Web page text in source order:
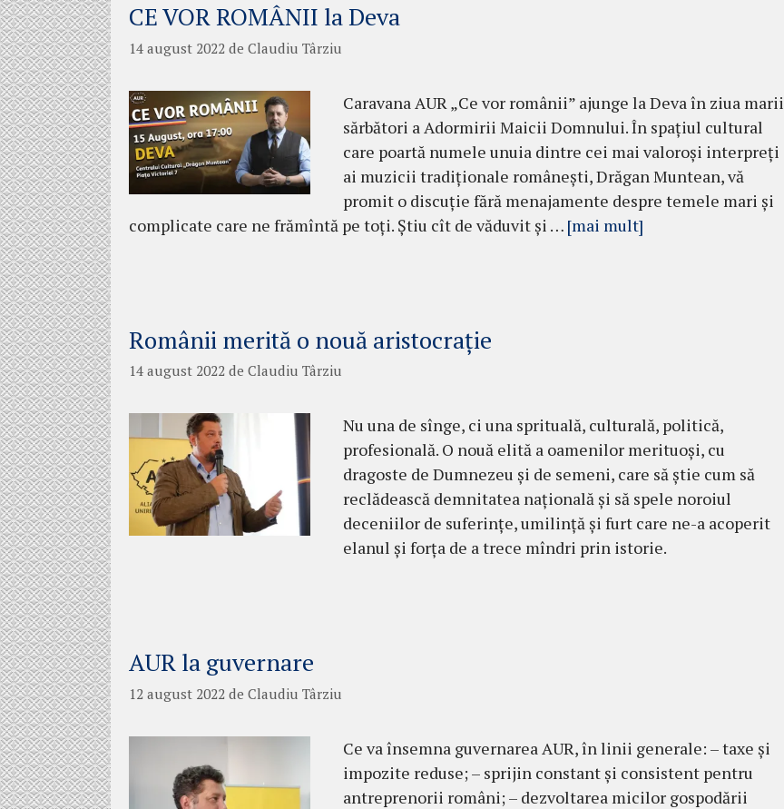
CE VOR ROMÂNII la Deva
14 august 2022 de Claudiu Târziu
Caravana AUR „Ce vor românii” ajunge la Deva în ziua marii
sărbători a Adormirii Maicii Domnului. În spațiul cultural
care poartă numele unuia dintre cei mai valoroși interpreți
ai muzicii tradiționale românești, Drăgan Muntean, vă
promit o discuție fără menajamente despre temele mari și
complicate care ne frămîntă pe toți. Știu cît de văduvit și … [mai mult]
Românii merită o nouă aristocrație
14 august 2022 de Claudiu Târziu
Nu una de sînge, ci una sprituală, culturală, politică,
profesională. O nouă elită a oamenilor merituoși, cu
dragoste de Dumnezeu și de semeni, care să știe cum să
reclădească demnitatea națională și să spele noroiul
deceniilor de suferințe, umilință și furt care ne-a acoperit
elanul și forța de a trece mîndri prin istorie.
AUR la guvernare
12 august 2022 de Claudiu Târziu
Ce va însemna guvernarea AUR, în linii generale: – taxe și
impozite reduse; – sprijin constant și consistent pentru
antreprenorii români; – dezvoltarea micilor gospodării